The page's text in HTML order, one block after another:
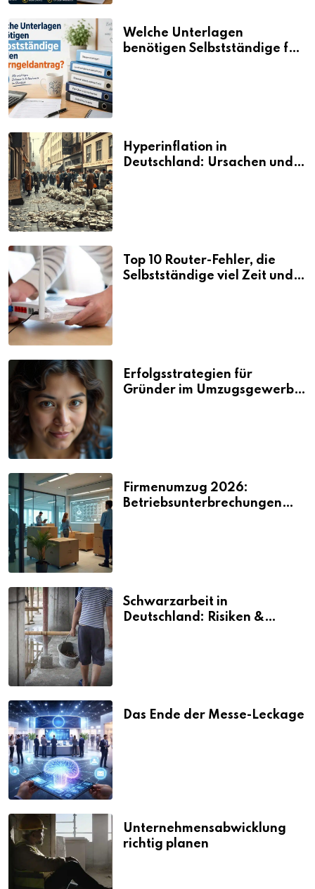
Welche Unterlagen
benötigen Selbstständige für
Hyperinflation in
Deutschland: Ursachen und
Top 10 Router-Fehler, die
Selbstständige viel Zeit und
Erfolgsstrategien für
Gründer im Umzugsgewerbe
Firmenumzug 2026:
Betriebsunterbrechungen
Schwarzarbeit in
Deutschland: Risiken &
Das Ende der Messe-Leckage
Unternehmensabwicklung
richtig planen